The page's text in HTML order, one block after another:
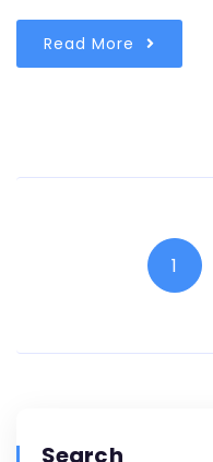
Read More
1
Search